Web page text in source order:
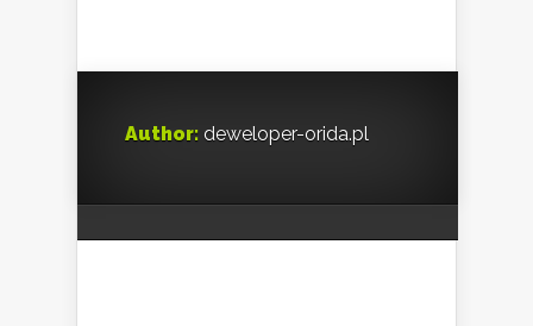
Author: deweloper-orida.pl